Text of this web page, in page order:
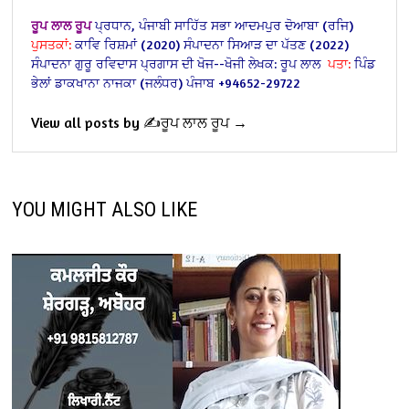
ਰੂਪ ਲਾਲ ਰੂਪ ਪ੍ਰਧਾਨ, ਪੰਜਾਬੀ ਸਾਹਿੱਤ ਸਭਾ ਆਦਮਪੁਰ ਦੋਆਬਾ (ਰਜਿ)
ਪੁਸਤਕਾਂ: ਕਾਵਿ ਰਿਸ਼ਮਾਂ (2020) ਸੰਪਾਦਨਾ ਸਿਆੜ ਦਾ ਪੱਤਣ (2022)
ਸੰਪਾਦਨਾ ਗੁਰੂ ਰਵਿਦਾਸ ਪ੍ਰਗਾਸ ਦੀ ਖੋਜ--ਖੋਜੀ ਲੇਖਕ: ਰੂਪ ਲਾਲ ਪਤਾ: ਪਿੰਡ
ਭੇਲਾਂ ਡਾਕਖਾਨਾ ਨਾਜਕਾ (ਜਲੰਧਰ) ਪੰਜਾਬ +94652-29722
View all posts by ✍️ਰੂਪ ਲਾਲ ਰੂਪ →
YOU MIGHT ALSO LIKE